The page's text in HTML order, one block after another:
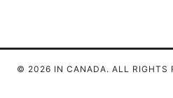
© 2026 IN CANADA. ALL RIGHTS